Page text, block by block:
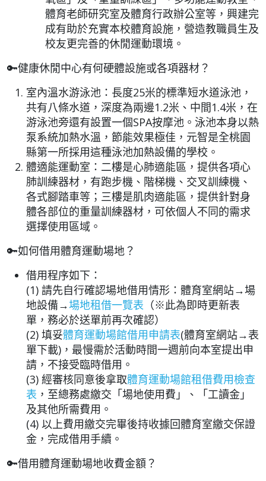
體育老師研究室及體育行政辦公室等，興建完
成有助於充實本校體育設施，營造教職員生及
校友更完善的休閒運動環境。
🔑健康休閒中心有何硬體設施或各項器材？
室內溫水游泳池：長度25米的標準短水道泳池，
共有八條水道，深度為兩邊1.2米、中間1.4米，在
游泳池旁還有設置一個SPA按摩池。泳池本身以熱
泵系統加熱水溫，節能效果極佳，元智是全桃園
縣第一所採用這種泳池加熱設備的學校。
體適能運動室：二樓是心肺適能區，提供各項心
肺訓練器材，有跑步機、階梯機、交叉訓練機、
各式腳踏車等；三樓是肌肉適能區，提供針對身
體各部位的重量訓練器材，可依個人不同的需求
選擇使用區域。
🔑如何借用體育運動場地？
借用程序如下：
(1) 請先自行確認場地借用情形：體育室網站→場
地設備→場地租借一覽表 （※此為即時更新表
單，務必於送單前再次確認）
(2) 填妥體育運動場館借用申請表(體育室網站→表
單下載)，最慢需於活動時間一週前向本室提出申
請，不接受臨時借用。
(3) 經審核同意後拿取體育運動場館租借費用檢查
表 ，至總務處繳交「場地使用費」、「工讀金」
及其他所需費用。
(4) 以上費用繳交完畢後持收據回體育室繳交保證
金，完成借用手續。
🔑借用體育運動場地收費金額？